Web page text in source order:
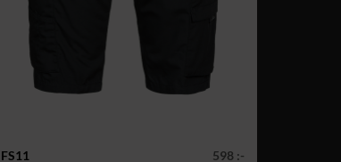
FS11 598 :-